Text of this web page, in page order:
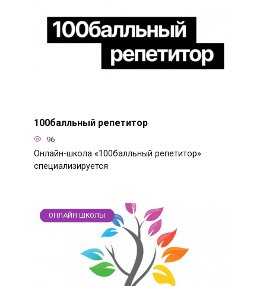
100балльный репетитор
96
Онлайн-школа «100балльный репетитор»
специализируется
ОНЛАЙН ШКОЛЫ